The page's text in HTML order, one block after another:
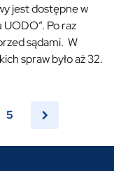
jest dostępne w
Po raz
sądami. W
spraw było aż 32.
5